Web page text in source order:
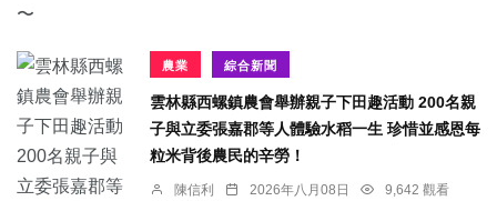
農業 綜合新聞
雲林縣西螺鎮農會舉辦親子下田趣活動 200名親
子與立委張嘉郡等人體驗水稻一生 珍惜並感恩每
粒米背後農民的辛勞！
陳信利 2026年八月08日
9,642 觀看